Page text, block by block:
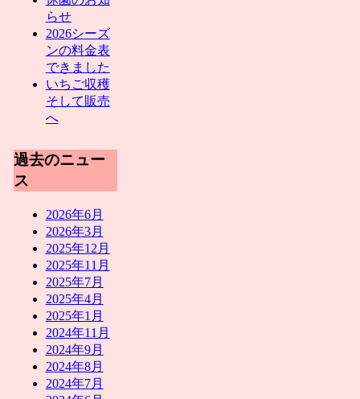
らせ
2026シーズ
ンの料金表
できました
いちご収穫
そして販売
へ
過去のニュー
ス
2026年6月
2026年3月
2025年12月
2025年11月
2025年7月
2025年4月
2025年1月
2024年11月
2024年9月
2024年8月
2024年7月